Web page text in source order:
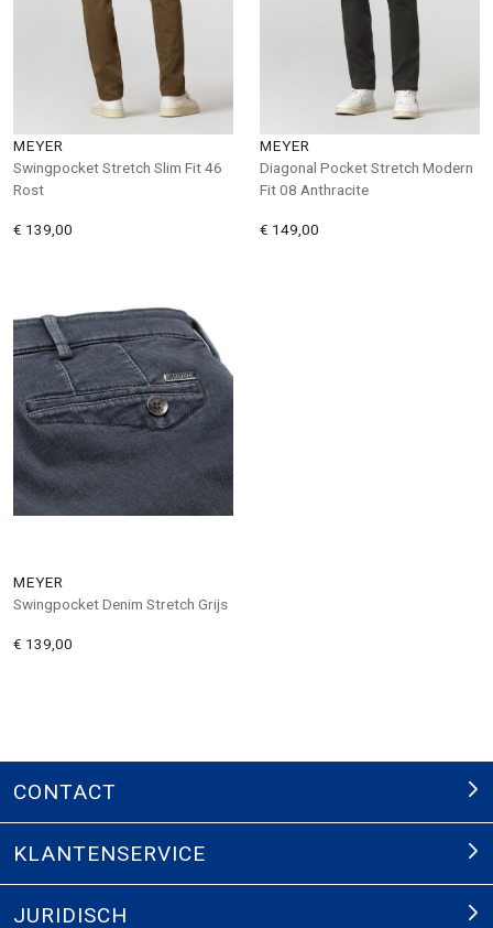
MEYER
Swingpocket Stretch Slim Fit 46
Rost
€ 139,00
MEYER
Diagonal Pocket Stretch Modern
Fit 08 Anthracite
€ 149,00
MEYER
Swingpocket Denim Stretch Grijs
€ 139,00
CONTACT
KLANTENSERVICE
JURIDISCH